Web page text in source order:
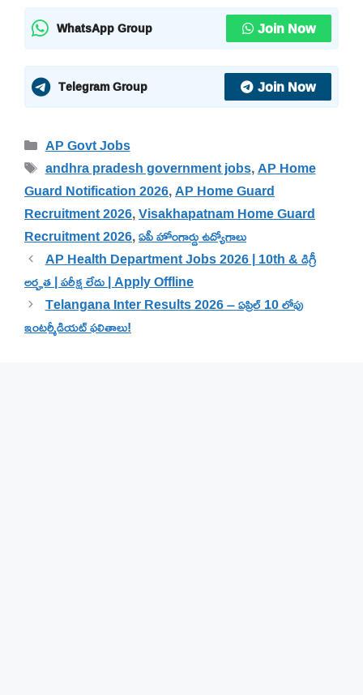
WhatsApp Group Join Now
Telegram Group Join Now
Categories
AP Govt Jobs
Tags
andhra pradesh government jobs,AP Home
Guard Notification 2026,AP Home Guard
Recruitment 2026,Visakhapatnam Home Guard
Recruitment 2026,ఏపీ హోంగార్డు ఉద్యోగాలు
AP Health Department Jobs 2026 | 10th & డిగ్రీ
అర్హత | పరీక్ష లేదు | Apply Offline
Telangana Inter Results 2026 – ఏప్రిల్ 10 లోపు
ఇంటర్మీడియట్ ఫలితాలు!